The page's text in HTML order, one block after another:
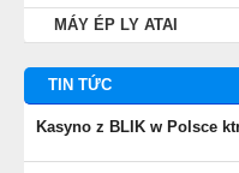
MÁY ÉP LY ATAI
TIN TỨC
Kasyno z BLIK w Polsce